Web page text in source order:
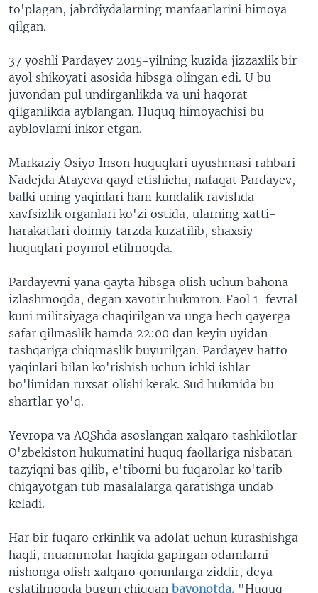
to'plagan, jabrdiydalarning manfaatlarini himoya
qilgan.
37 yoshli Pardayev 2015-yilning kuzida jizzaxlik bir
ayol shikoyati asosida hibsga olingan edi. U bu
juvondan pul undirganlikda va uni haqorat
qilganlikda ayblangan. Huquq himoyachisi bu
ayblovlarni inkor etgan.
Markaziy Osiyo Inson huquqlari uyushmasi rahbari
Nadejda Atayeva qayd etishicha, nafaqat Pardayev,
balki uning yaqinlari ham kundalik ravishda
xavfsizlik organlari ko'zi ostida, ularning xatti-
harakatlari doimiy tarzda kuzatilib, shaxsiy
huquqlari poymol etilmoqda.
Pardayevni yana qayta hibsga olish uchun bahona
izlashmoqda, degan xavotir hukmron. Faol 1-fevral
kuni militsiyaga chaqirilgan va unga hech qayerga
safar qilmaslik hamda 22:00 dan keyin uyidan
tashqariga chiqmaslik buyurilgan. Pardayev hatto
yaqinlari bilan ko'rishish uchun ichki ishlar
bo'limidan ruxsat olishi kerak. Sud hukmida bu
shartlar yo'q.
Yevropa va AQShda asoslangan xalqaro tashkilotlar
O'zbekiston hukumatini huquq faollariga nisbatan
tazyiqni bas qilib, e'tiborni bu fuqarolar ko'tarib
chiqayotgan tub masalalarga qaratishga undab
keladi.
Har bir fuqaro erkinlik va adolat uchun kurashishga
haqli, muammolar haqida gapirgan odamlarni
nishonga olish xalqaro qonunlarga ziddir, deya
eslatilmoqda bugun chiqqan bayonotda. "Huquq